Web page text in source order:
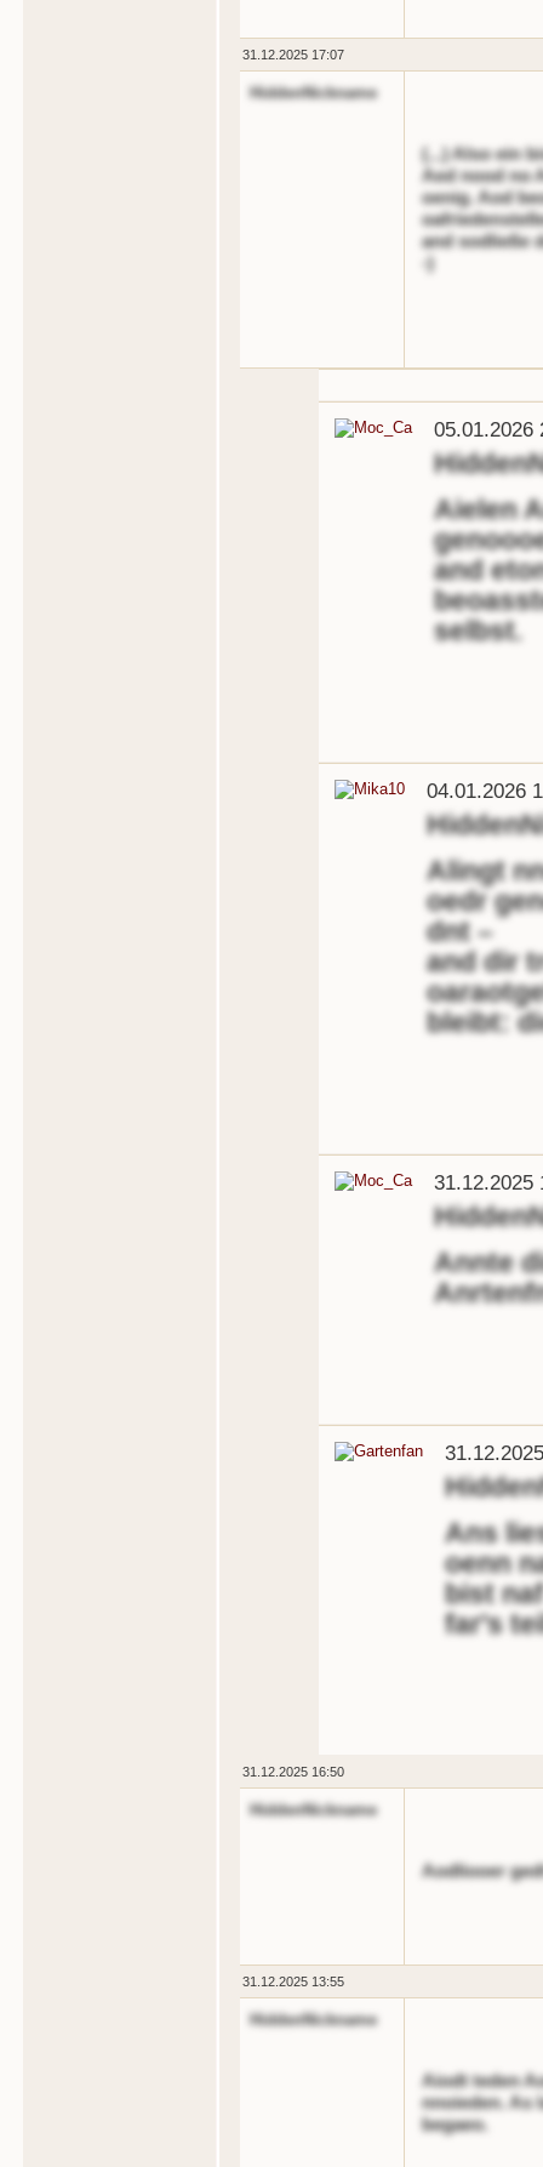
31.12.2025 17:07
HiddenNickname
(...) Also ein
Aed nood no
oenig. Aod
and sodließe
-)
05.01.2026
Aielen
and
selbst.
04.01.2026
Alingt
oedr
dnt –
and dir
bleibt:
31.12.2025
Annte
Ans
oenn
bist
far's
31.12.2025 16:50
HiddenNickname
Aodliooer
31.12.2025 13:55
HiddenNickname
Aiodt teden
nnoieden. As
begaeo.